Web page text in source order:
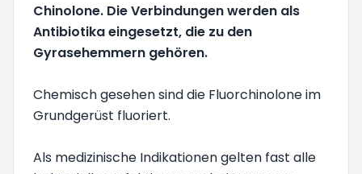
Chinolone. Die Verbindungen werden als
Antibiotika eingesetzt, die zu den
Gyrasehemmern gehören.
Chemisch gesehen sind die Fluorchinolone im
Grundgerüst fluoriert.
Als medizinische Indikationen gelten fast alle